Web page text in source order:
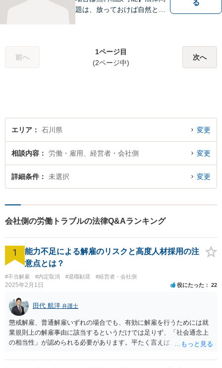
題は、放っておけば自然と解
なります。 お気軽にご相談く
ださい。
る
前へ
1ページ目
(2ページ中)
次へ
エリア 石川県 変更
相談内容 労働・雇用、経営者・会社側 変更
詳細条件 未選択 変更
会社側の労働トラブルの法律Q&Aランキング
1
能力不足による解雇のリスクと高度人材採用の注
意点とは？
#不当解雇 #内定取消 #退職勧奨 #経営者・会社側
2025年2月1日 役にたった 22
田代 航洋 弁護士
懲戒解雇、普通解雇いずれの場合でも、有効に解雇を行うためには就
業規則上の解雇事由に該当するというだけでは足りず、「社会通念上
の相当性」が認められる必要があります。平たく言えば、解雇の原因
れます。 日本の労働法上、解雇は非常にハードルが高いです。 解雇が